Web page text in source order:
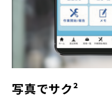
写真でサク²